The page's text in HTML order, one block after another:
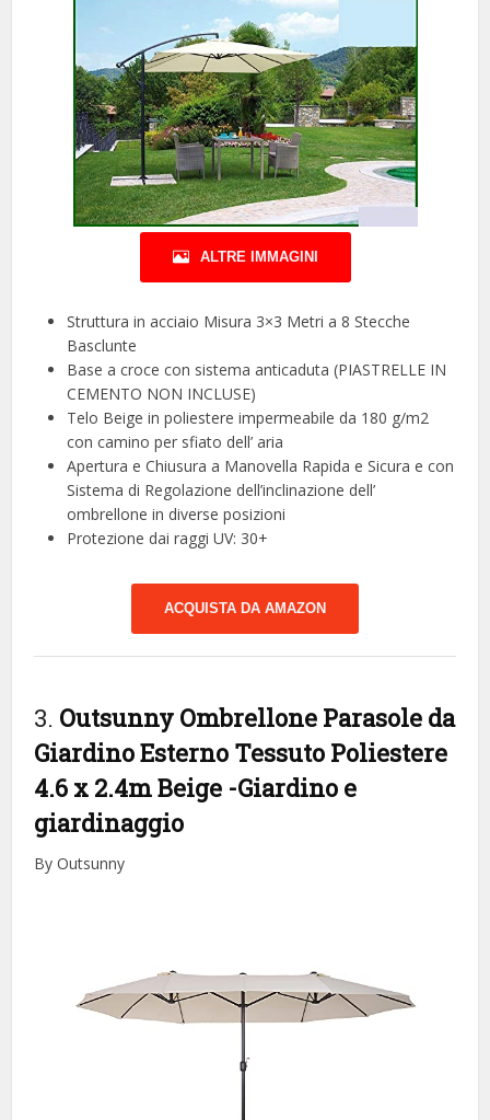
ALTRE IMMAGINI
Struttura in acciaio Misura 3×3 Metri a 8 Stecche
Basclunte
Base a croce con sistema anticaduta (PIASTRELLE IN
CEMENTO NON INCLUSE)
Telo Beige in poliestere impermeabile da 180 g/m2
con camino per sfiato dell’ aria
Apertura e Chiusura a Manovella Rapida e Sicura e con
Sistema di Regolazione dell’inclinazione dell’
ombrellone in diverse posizioni
Protezione dai raggi UV: 30+
ACQUISTA DA AMAZON
3. Outsunny Ombrellone Parasole da
Giardino Esterno Tessuto Poliestere
4.6 x 2.4m Beige -Giardino e
giardinaggio
By Outsunny